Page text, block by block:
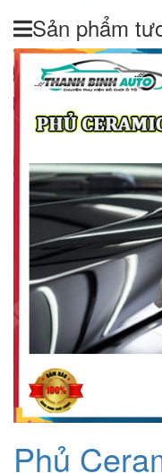
Sản phẩm
Phủ